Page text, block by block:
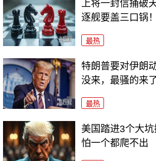
上将一封信捅破
逐舰要盖三口锅！
最热
特朗普要对伊朗
没来，最骚的来
最热
美国踏进3个大
怕一个都爬不出